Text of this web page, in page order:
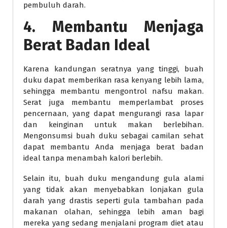
pembuluh darah.
4. Membantu Menjaga
Berat Badan Ideal
Karena kandungan seratnya yang tinggi, buah
duku dapat memberikan rasa kenyang lebih lama,
sehingga membantu mengontrol nafsu makan.
Serat juga membantu memperlambat proses
pencernaan, yang dapat mengurangi rasa lapar
dan keinginan untuk makan berlebihan.
Mengonsumsi buah duku sebagai camilan sehat
dapat membantu Anda menjaga berat badan
ideal tanpa menambah kalori berlebih.
Selain itu, buah duku mengandung gula alami
yang tidak akan menyebabkan lonjakan gula
darah yang drastis seperti gula tambahan pada
makanan olahan, sehingga lebih aman bagi
mereka yang sedang menjalani program diet atau